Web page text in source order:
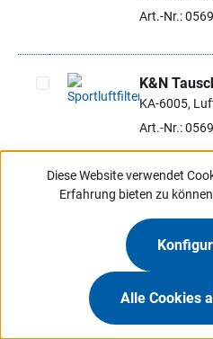
Art.-Nr.:
Artikel auswählen
K&N
KA-6005,
Art.-Nr.:
Artikel auswählen
K&N
Art.-Nr.:
Ausverkauft
Diese Website verwendet
Erfahrung bieten zu
Alle Cookies